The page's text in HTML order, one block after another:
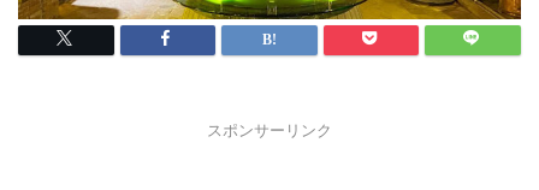
スポンサーリンク